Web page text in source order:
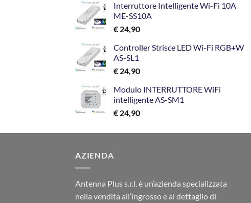
originale
era:
attuale
Interruttore Intelligente Wi-Fi 10A
ME-SS10A
€ 24,90
Controller Strisce LED Wi-Fi RGB+W
AS-SL1
€ 24,90
Modulo INTERRUTTORE WiFi
intelligente AS-SM1
€ 24,90
AZIENDA
Antenna Plus s.r.l. è un’azienda specializzata
nella vendita all’ingrosso e al dettaglio di